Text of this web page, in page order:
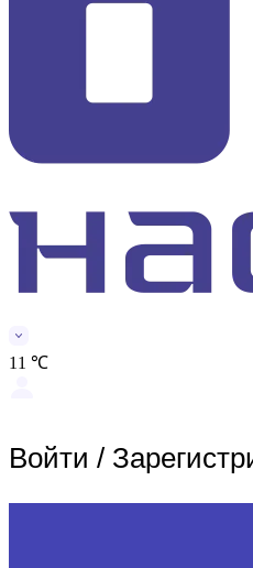
11 ℃
Войти /